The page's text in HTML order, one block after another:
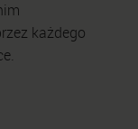
każdego